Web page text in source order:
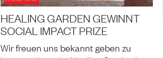
HEALING GARDEN GEWINNT
SOCIAL IMPACT PRIZE
Wir freuen uns bekannt geben zu